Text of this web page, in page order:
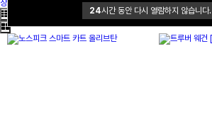
24시간 동안 다시 열람하지 않습니다.
상품명순